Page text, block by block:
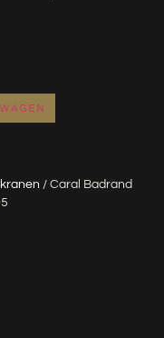
/ Caral Badrand